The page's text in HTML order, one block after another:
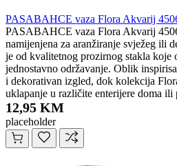
PASABAHCE vaza Flora Akvarij
PASABAHCE vaza Flora Akvarij
namijenjena za aranžiranje svježeg ili
je od kvalitetnog prozirnog stakla koje
jednostavno održavanje. Oblik
i dekorativan izgled, dok kolekcija
uklapanje u različite enterijere doma ili
12,95 KM
placeholder